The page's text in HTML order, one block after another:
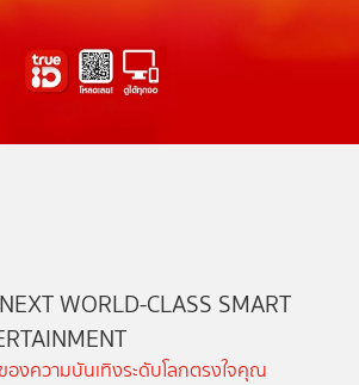
WORLD-CLASS SMART
งความบันเทิงระดับโลกตรงใจคุณ